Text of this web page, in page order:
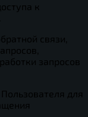
к
связи,
запросов
для